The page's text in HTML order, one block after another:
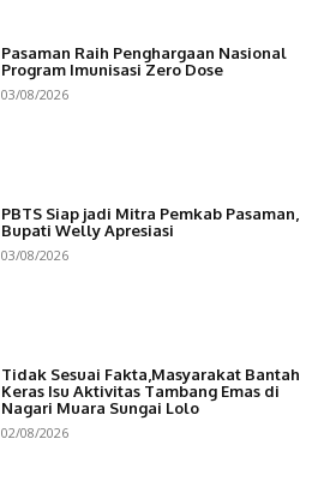
Pasaman Raih Penghargaan Nasional
Program Imunisasi Zero Dose
03/08/2026
PBTS Siap jadi Mitra Pemkab Pasaman,
Bupati Welly Apresiasi
03/08/2026
Tidak Sesuai Fakta,Masyarakat Bantah
Keras Isu Aktivitas Tambang Emas di
Nagari Muara Sungai Lolo
02/08/2026